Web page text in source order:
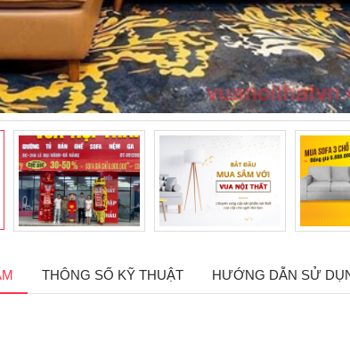
THÔNG SỐ KỸ THUẬT HƯỚNG DẪN SỬ